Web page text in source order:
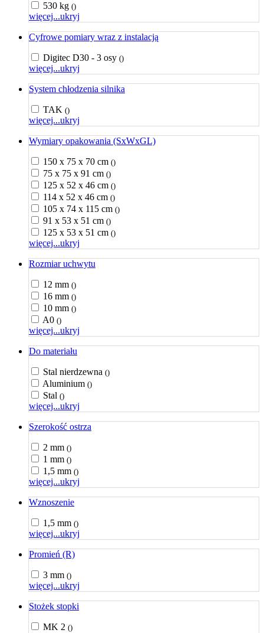
530 kg ()
więcej...ukryj
Cyfrowe pomiary wraz z instalacją
Digitec D30 - 3 osy ()
więcej...ukryj
System chłodzenia silnika
TAK ()
więcej...ukryj
Wymiary opakowania (SxWxGL)
150 x 75 x 70 cm ()
75 x 75 x 91 cm ()
125 x 52 x 46 cm ()
114 x 52 x 46 cm ()
105 x 74 x 115 cm ()
91 x 53 x 51 cm ()
125 x 53 x 51 cm ()
więcej...ukryj
Rozmiar uchwytu
12 mm ()
16 mm ()
10 mm ()
A0 ()
więcej...ukryj
Do materiału
Stal nierdzewna ()
Aluminium ()
Stal ()
więcej...ukryj
Szerokość ostrza
2 mm ()
1 mm ()
1,5 mm ()
więcej...ukryj
Wznoszenie
1,5 mm ()
więcej...ukryj
Promień (R)
3 mm ()
więcej...ukryj
Stożek stopki
MK 2 ()